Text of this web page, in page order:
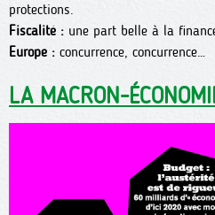
protections.
Fiscalité : une part belle à la
Europe : concurrence, concurrence…
LA MACRON-